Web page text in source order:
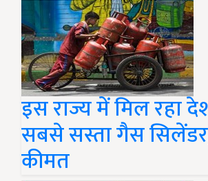
इस राज्य में मिल रहा
सबसे सस्ता गैस
कीमत